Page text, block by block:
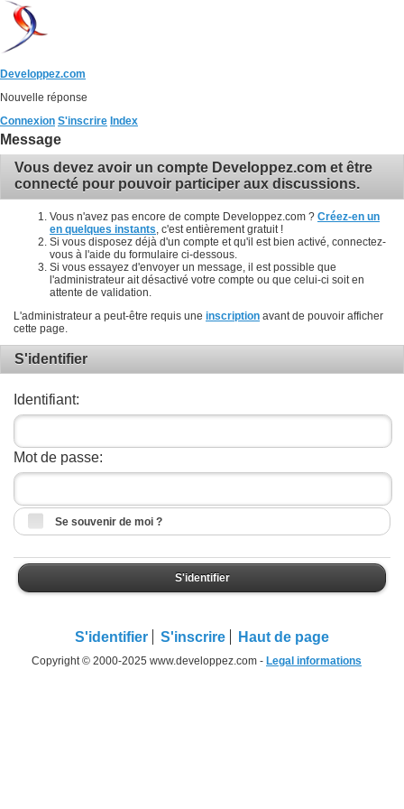
Developpez.com
Nouvelle réponse
Connexion S'inscrire Index
Message
Vous devez avoir un compte Developpez.com et être
connecté pour pouvoir participer aux discussions.
Vous n'avez pas encore de compte Developpez.com ? Créez-en un
en quelques instants , c'est entièrement gratuit !
Si vous disposez déjà d'un compte et qu'il est bien activé, connectez-
vous à l'aide du formulaire ci-dessous.
Si vous essayez d'envoyer un message, il est possible que
l'administrateur ait désactivé votre compte ou que celui-ci soit en
attente de validation.
L'administrateur a peut-être requis une inscription avant de pouvoir afficher
cette page.
S'identifier
Identifiant:
Mot de passe:
Se souvenir de moi ?
S'identifier
S'identifier S'inscrire Haut de page
Copyright © 2000-2025 www.developpez.com - Legal informations